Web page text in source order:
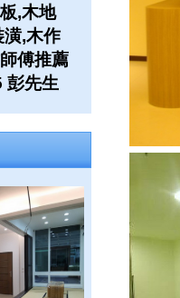
,木地
潢,木作
傅推薦
彭先生